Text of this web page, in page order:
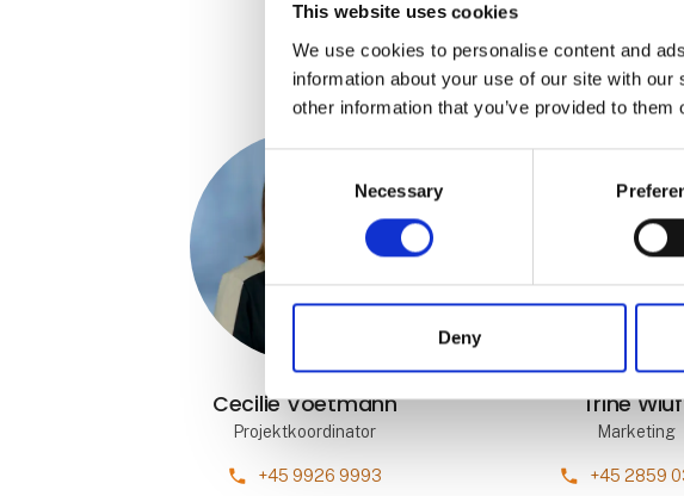
This website uses cookies
We use cookies to personalise content and
information about your use of our site with
other information that you’ve provided to
Selection
Necessary
Deny
Cecilie Voetmann
Projektkoordinator
phone +45 9926 9993
Trine
Marketing
phone +45 2859